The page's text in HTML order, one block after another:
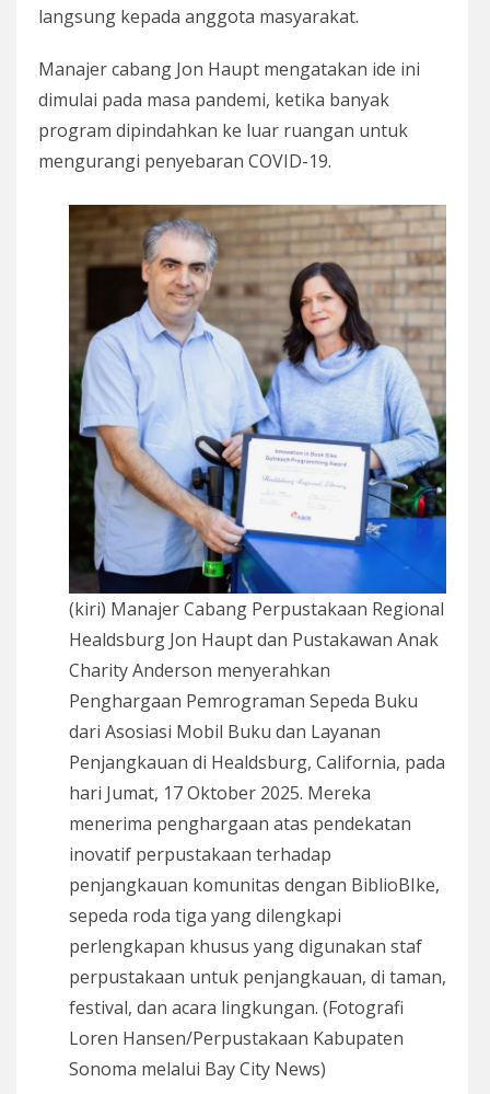
langsung kepada anggota masyarakat.
Manajer cabang Jon Haupt mengatakan ide ini
dimulai pada masa pandemi, ketika banyak
program dipindahkan ke luar ruangan untuk
mengurangi penyebaran COVID-19.
(kiri) Manajer Cabang Perpustakaan Regional
Healdsburg Jon Haupt dan Pustakawan Anak
Charity Anderson menyerahkan
Penghargaan Pemrograman Sepeda Buku
dari Asosiasi Mobil Buku dan Layanan
Penjangkauan di Healdsburg, California, pada
hari Jumat, 17 Oktober 2025. Mereka
menerima penghargaan atas pendekatan
inovatif perpustakaan terhadap
penjangkauan komunitas dengan BiblioBIke,
sepeda roda tiga yang dilengkapi
perlengkapan khusus yang digunakan staf
perpustakaan untuk penjangkauan, di taman,
festival, dan acara lingkungan. (Fotografi
Loren Hansen/Perpustakaan Kabupaten
Sonoma melalui Bay City News)